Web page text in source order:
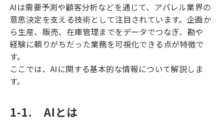
AIは需要予測や顧客分析などを通じて、アパレル業界の
意思決定を支える技術として注目されています。企画か
ら生産、販売、在庫管理までをデータでつなぎ、勘や
経験に頼りがちだった業務を可視化できる点が特徴で
す。
ここでは、AIに関する基本的な情報について解説しま
す。
1-1.　AIとは